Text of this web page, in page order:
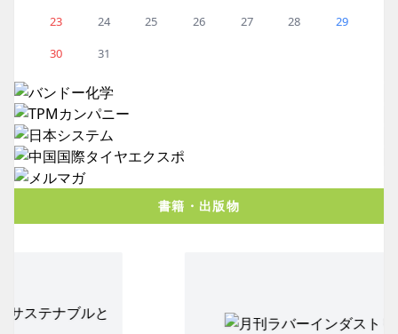
23
24 25 26 27 28
29
30
31
書籍・出版物